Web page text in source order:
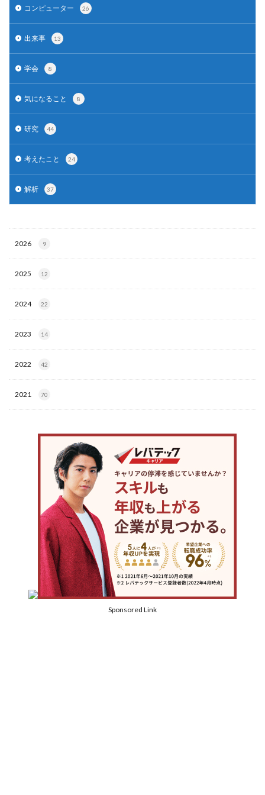
コンピューター 26
出来事 13
学会 8
気になること 8
研究 44
考えたこと 24
解析 37
2026 9
2025 12
2024 22
2023 14
2022 42
2021 70
Sponsored Link